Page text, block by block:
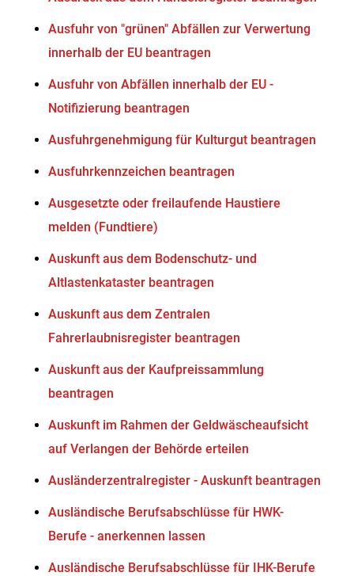
Ausfuhr von "grünen" Abfällen zur Verwertung
innerhalb der EU beantragen
Ausfuhr von Abfällen innerhalb der EU -
Notifizierung beantragen
Ausfuhrgenehmigung für Kulturgut beantragen
Ausfuhrkennzeichen beantragen
Ausgesetzte oder freilaufende Haustiere
melden (Fundtiere)
Auskunft aus dem Bodenschutz- und
Altlastenkataster beantragen
Auskunft aus dem Zentralen
Fahrerlaubnisregister beantragen
Auskunft aus der Kaufpreissammlung
beantragen
Auskunft im Rahmen der Geldwäscheaufsicht
auf Verlangen der Behörde erteilen
Ausländerzentralregister - Auskunft beantragen
Ausländische Berufsabschlüsse für HWK-
Berufe - anerkennen lassen
Ausländische Berufsabschlüsse für IHK-Berufe